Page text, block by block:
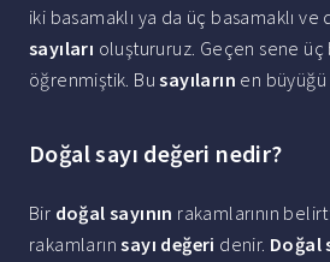
iki basamaklı ya da üç basamaklı
sayıları oluştururuz. Geçen sene üç
öğrenmiştik. Busayıların en büyüğü
Doğal sayı değeri nedir?
Bir doğal sayının rakamlarının
rakamlarınsayı değeri denir. Doğal